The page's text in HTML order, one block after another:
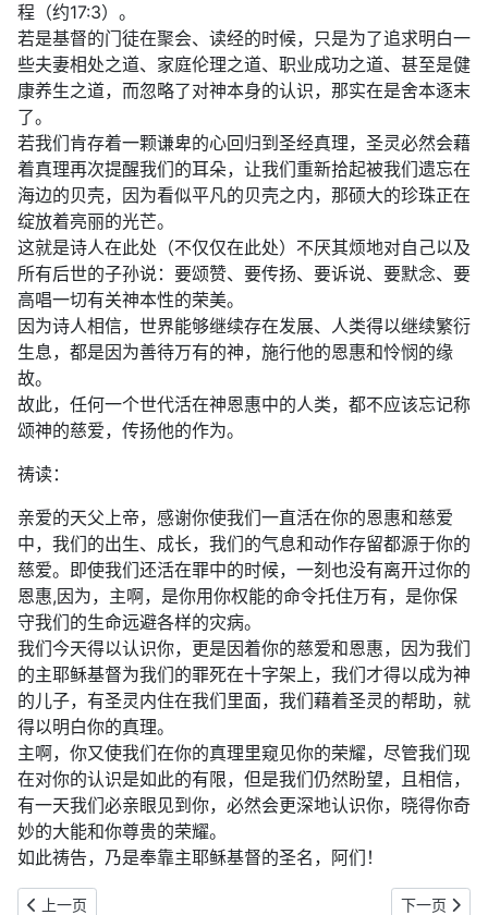
程（约17:3）。
若是基督的门徒在聚会、读经的时候，只是为了追求明白一
些夫妻相处之道、家庭伦理之道、职业成功之道、甚至是健
康养生之道，而忽略了对神本身的认识，那实在是舍本逐末
了。
若我们肯存着一颗谦卑的心回归到圣经真理，圣灵必然会藉
着真理再次提醒我们的耳朵，让我们重新拾起被我们遗忘在
海边的贝壳，因为看似平凡的贝壳之内，那硕大的珍珠正在
绽放着亮丽的光芒。
这就是诗人在此处（不仅仅在此处）不厌其烦地对自己以及
所有后世的子孙说：要颂赞、要传扬、要诉说、要默念、要
高唱一切有关神本性的荣美。
因为诗人相信，世界能够继续存在发展、人类得以继续繁衍
生息，都是因为善待万有的神，施行他的恩惠和怜悯的缘
故。
故此，任何一个世代活在神恩惠中的人类，都不应该忘记称
颂神的慈爱，传扬他的作为。
祷读：
亲爱的天父上帝，感谢你使我们一直活在你的恩惠和慈爱
中，我们的出生、成长，我们的气息和动作存留都源于你的
慈爱。即使我们还活在罪中的时候，一刻也没有离开过你的
恩惠,因为，主啊，是你用你权能的命令托住万有，是你保
守我们的生命远避各样的灾病。
我们今天得以认识你，更是因着你的慈爱和恩惠，因为我们
的主耶稣基督为我们的罪死在十字架上，我们才得以成为神
的儿子，有圣灵内住在我们里面，我们藉着圣灵的帮助，就
得以明白你的真理。
主啊，你又使我们在你的真理里窥见你的荣耀，尽管我们现
在对你的认识是如此的有限，但是我们仍然盼望，且相信，
有一天我们必亲眼见到你，必然会更深地认识你，晓得你奇
妙的大能和你尊贵的荣耀。
如此祷告，乃是奉靠主耶稣基督的圣名，阿们！
上一篇文章: 2019年12月24日：耶和华的国是永远的国（诗145:10-
上一页 下一篇文章:
下一页